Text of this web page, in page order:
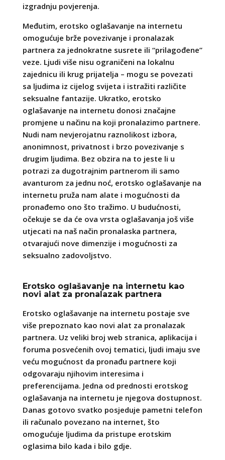
izgradnju povjerenja.
Međutim, erotsko oglašavanje na internetu
omogućuje brže povezivanje i pronalazak
partnera za jednokratne susrete ili “prilagođene”
veze. Ljudi više nisu ograničeni na lokalnu
zajednicu ili krug prijatelja – mogu se povezati
sa ljudima iz cijelog svijeta i istražiti različite
seksualne fantazije. Ukratko, erotsko
oglašavanje na internetu donosi značajne
promjene u načinu na koji pronalazimo partnere.
Nudi nam nevjerojatnu raznolikost izbora,
anonimnost, privatnost i brzo povezivanje s
drugim ljudima. Bez obzira na to jeste li u
potrazi za dugotrajnim partnerom ili samo
avanturom za jednu noć, erotsko oglašavanje na
internetu pruža nam alate i mogućnosti da
pronađemo ono što tražimo. U budućnosti,
očekuje se da će ova vrsta oglašavanja još više
utjecati na naš način pronalaska partnera,
otvarajući nove dimenzije i mogućnosti za
seksualno zadovoljstvo.
Erotsko oglašavanje na internetu kao
novi alat za pronalazak partnera
Erotsko oglašavanje na internetu postaje sve
više prepoznato kao novi alat za pronalazak
partnera. Uz veliki broj web stranica, aplikacija i
foruma posvećenih ovoj tematici, ljudi imaju sve
veću mogućnost da pronađu partnere koji
odgovaraju njihovim interesima i
preferencijama. Jedna od prednosti erotskog
oglašavanja na internetu je njegova dostupnost.
Danas gotovo svatko posjeduje pametni telefon
ili računalo povezano na internet, što
omogućuje ljudima da pristupe erotskim
oglasima bilo kada i bilo gdje.